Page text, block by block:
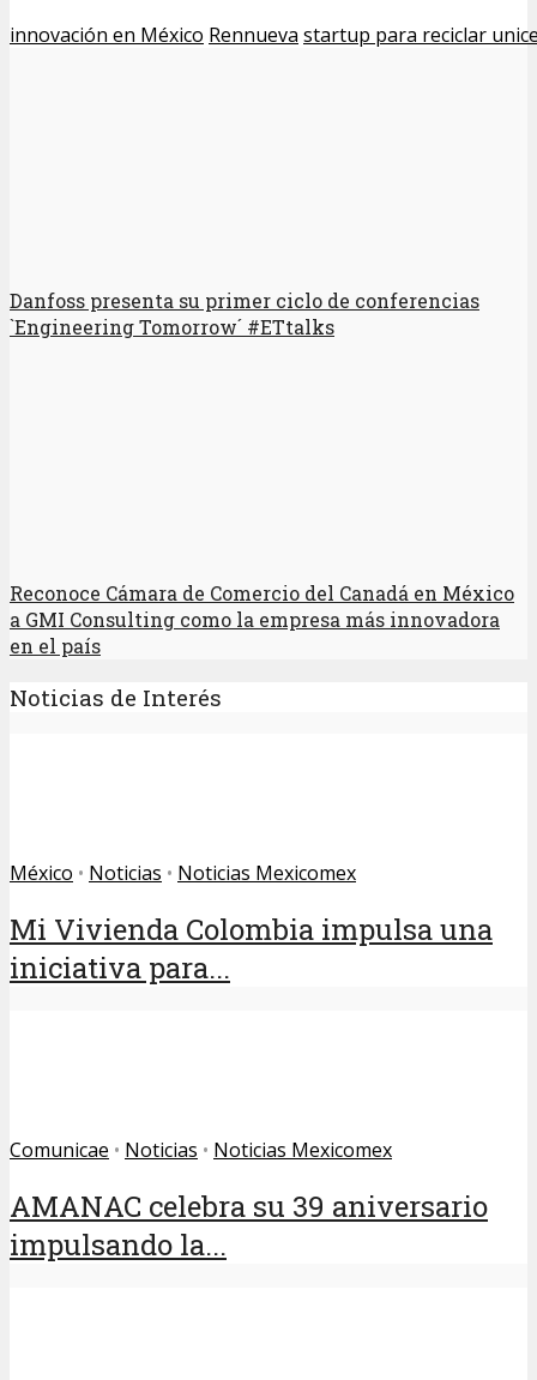
innovación en México Rennueva startup para reciclar
Danfoss presenta su primer ciclo de conferencias
`Engineering Tomorrow´ #ETtalks
Reconoce Cámara de Comercio del Canadá en México
a GMI Consulting como la empresa más innovadora
en el país
Noticias de Interés
México • Noticias • Noticias Mexicomex
Mi Vivienda Colombia impulsa una
iniciativa para...
Comunicae • Noticias • Noticias Mexicomex
AMANAC celebra su 39 aniversario
impulsando la...